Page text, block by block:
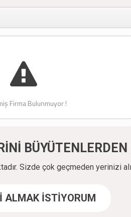
Firma Bulunmuyor !
BÜYÜTENLERDEN
Sizde çok geçmeden yerinizi
ALMAK İSTİYORUM